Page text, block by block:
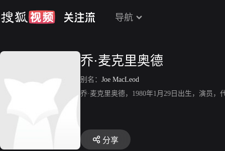
导航
乔·麦克里奥德
别名： Joe MacLeod
乔·麦克里奥德，1980年1月29日出生，演员，
分享